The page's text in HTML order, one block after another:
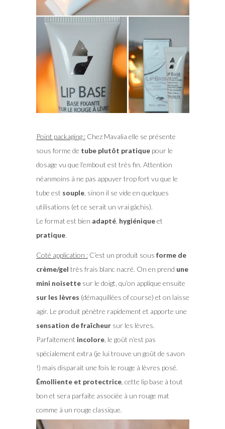
Point packaging :Chez Mavalia elle se présente
sous forme de tube plutôt pratiquepour le
dosage vu que l’embout est très fin. Attention
néanmoins à ne pas appuyer trop fort vu que le
tube est souple, sinon il se vide en quelques
utilisations (et ce serait un vrai gâchis).
Le format est bien adapté, hygiéniqueet
pratique.
Coté application :C’est un produit sous forme de
crème/gel très frais blanc nacré. On en prend une
mini noisettesur le doigt, qu’on applique ensuite
sur les lèvres (démaquillées of course) et on laisse
agir. Le produit pénètre rapidement et apporte une
sensation de fraîcheursur les lèvres.
Parfaitement incolore, le goût n’est pas
spécialement extra (je lui trouve un goût de savon
!) mais disparait une fois le rouge à lèvres posé.
Émolliente et protectrice, cette lip base à tout
bon et sera parfaite associée à un rouge mat
comme à un rouge classique.